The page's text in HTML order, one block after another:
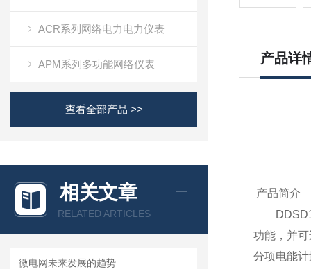
ACR系列网络电力电力仪表
APM系列多功能网络仪表
查看全部产品 >>
相关文章
RELATED ARTICLES
微电网未来发展的趋势
产品详
产品简介
功能，并
分项电能